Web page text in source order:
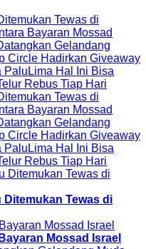
Tewas di
Bayaran Mossad
Gelandang
Circle Hadirkan Giveaway
Palu Lima Hal Ini Bisa
Rebus Tiap Hari
Tewas di
Bayaran Mossad
Gelandang
Circle Hadirkan Giveaway
Palu Lima Hal Ini Bisa
Rebus Tiap Hari
Tewas di
Mossad Israel